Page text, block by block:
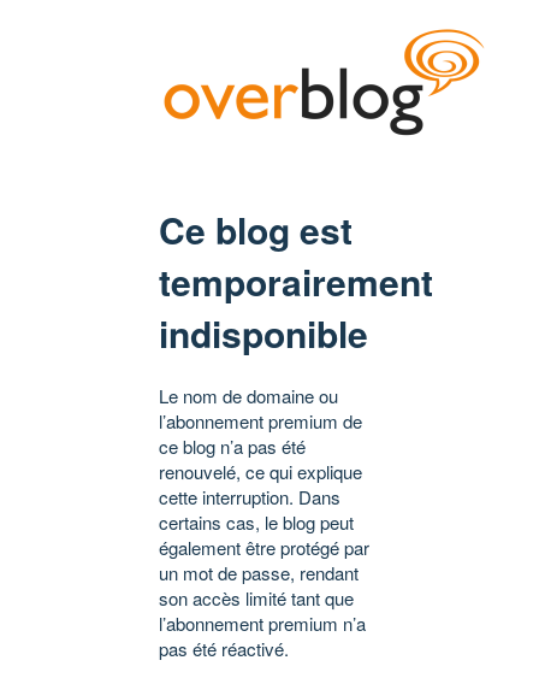
Ce blog est
temporairement
indisponible
Le nom de domaine ou
l’abonnement premium de
ce blog n’a pas été
renouvelé, ce qui explique
cette interruption. Dans
certains cas, le blog peut
également être protégé par
un mot de passe, rendant
son accès limité tant que
l’abonnement premium n’a
pas été réactivé.